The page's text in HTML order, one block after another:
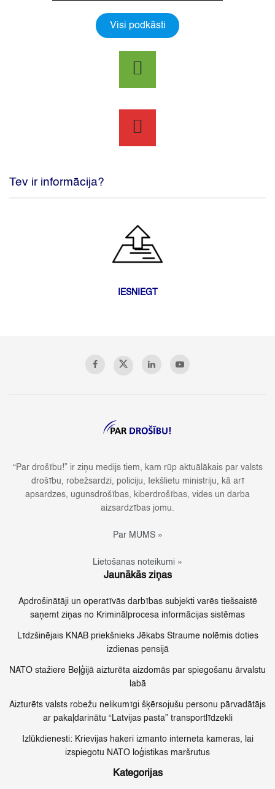
Visi podkāsti
Tev ir informācija?
IESNIEGT
“Par drošību!” ir ziņu medijs tiem, kam rūp aktuālākais par valsts
drošību, robežsardzi, policiju, Iekšlietu ministriju, kā arī
apsardzes, ugunsdrošības, kiberdrošības, vides un darba
aizsardzības jomu.
Par MUMS »
Lietošanas noteikumi »
Jaunākās ziņas
Apdrošinātāji un operatīvās darbības subjekti varēs tiešsaistē
saņemt ziņas no Kriminālprocesa informācijas sistēmas
Līdzšinējais KNAB priekšnieks Jēkabs Straume nolēmis doties
izdienas pensijā
NATO stažiere Beļģijā aizturēta aizdomās par spiegošanu ārvalstu
labā
Aizturēts valsts robežu nelikumīgi šķērsojušu personu pārvadātājs
ar pakaļdarinātu “Latvijas pasta” transportlīdzekli
Izlūkdienesti: Krievijas hakeri izmanto interneta kameras, lai
izspiegotu NATO loģistikas maršrutus
Kategorijas